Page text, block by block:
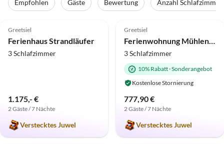
Empfohlen Gäste Bewertung Anzahl Schlafzimmer
Top-Inserat
Greetsiel
Ferienhaus Strandläufer
3 Schlafzimmer
1.175,- €
2 Gäste / 7 Nächte
Verstecktes Juwel
Top-Inserat
Greetsiel
3 Schlafzimmer
10% Rabatt·Sonderangebot
Kostenlose Stornierung
777,90 €
2 Gäste / 7 Nächte
Verstecktes Juwel
Top-Inserat
4.8 (39) Top-Inserat
5.0 (34)